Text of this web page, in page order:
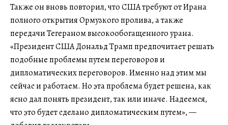
Также он вновь повторил, что США требуют от Ирана
полного открытия Ормузкого пролива, а также
передачи Тегераном высокообогащенного урана.
«Президент США Дональд Трамп предпочитает решать
подобные проблемы путем переговоров и
дипломатических переговоров. Именно над этим мы
сейчас и работаем. Но эта проблема будет решена, как
ясно дал понять президент, так или иначе. Надеемся,
что это будет сделано дипломатическим путем», —